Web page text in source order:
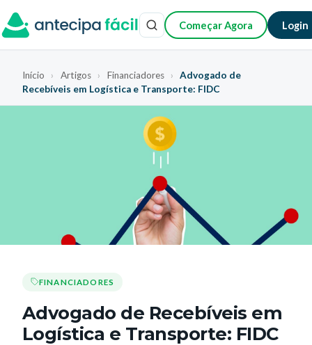
Começar Agora Login
Início › Artigos › Financiadores ›
Advogado de
Recebíveis em Logística e Transporte: FIDC
FINANCIADORES
Advogado de Recebíveis em
Logística e Transporte: FIDC